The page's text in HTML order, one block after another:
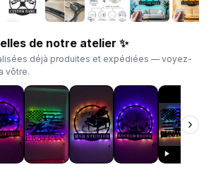
de notre atelier ✨
déjà produites et expédiées — voyez-
vôtre.
›